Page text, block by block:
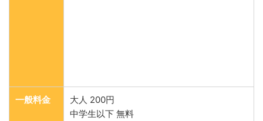
一般料金
大人 200円
中学生以下 無料